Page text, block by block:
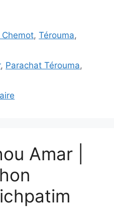
,Térouma,
, Parachat Térouma,
Amar |